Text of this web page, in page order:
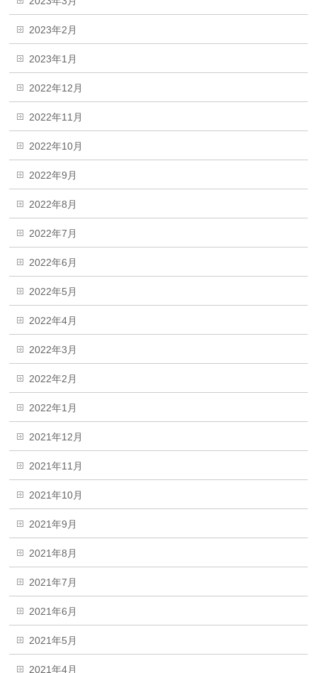
2023年2月
2023年1月
2022年12月
2022年11月
2022年10月
2022年9月
2022年8月
2022年7月
2022年6月
2022年5月
2022年4月
2022年3月
2022年2月
2022年1月
2021年12月
2021年11月
2021年10月
2021年9月
2021年8月
2021年7月
2021年6月
2021年5月
2021年4月